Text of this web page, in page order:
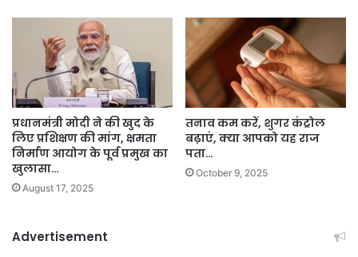
प्रधानमंत्री मोदी ने की खुद के
लिए प्रशिक्षण की मांग, क्षमता
निर्माण आयोग के पूर्व प्रमुख का
खुलासा…
August 17, 2025
तनाव कम करें, शुगर कंट्रोल
बढ़ाएं, क्या आपको यह राज
पता…
October 9, 2025
Advertisement